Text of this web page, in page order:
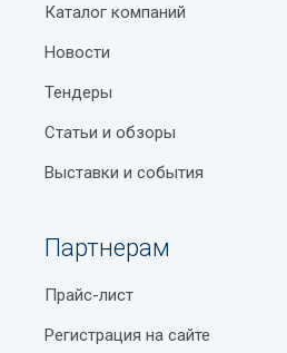
Каталог компаний
Новости
Тендеры
Статьи и обзоры
Выставки и события
Партнерам
Прайс-лист
Регистрация на сайте